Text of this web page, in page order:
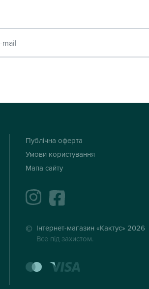
Публічна оферта
Умови користування
Мапа сайту
instagramfacebook
Інтернет-магазин «Кактус» 2026
Все під захистом.
mastercard